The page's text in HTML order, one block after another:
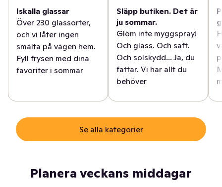
Iskalla glassar
Över 230 glassorter,
och vi låter ingen
smälta på vägen hem.
Fyll frysen med dina
favoriter i sommar
Släpp butiken. Det är
ju sommar.
Glöm inte myggspray!
Och glass. Och saft.
Och solskydd... Ja, du
fattar. Vi har allt du
behöver
Se alla kategorier
Planera veckans middagar